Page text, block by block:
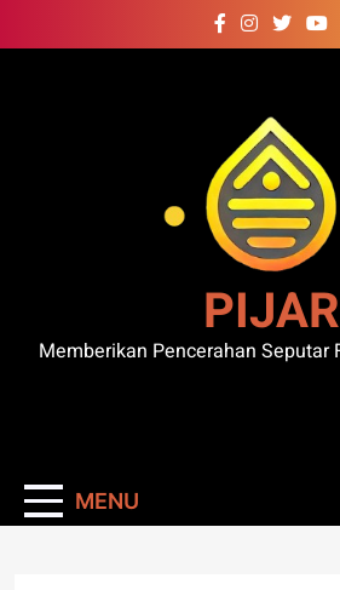
to
PIJAR
Memberikan Pencerahan Seputar
MENU